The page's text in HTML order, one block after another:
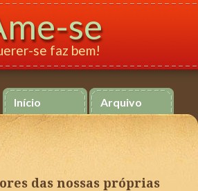
se
se faz bem!
Início Arquivo
das nossas próprias